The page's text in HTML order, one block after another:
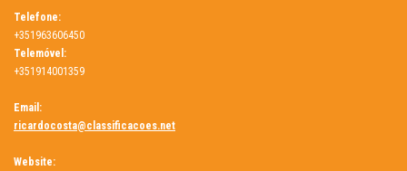
Telefone:
+351963606450
Telemóvel:
+351914001359
Email:
ricardocosta@classificacoes.net
Website: